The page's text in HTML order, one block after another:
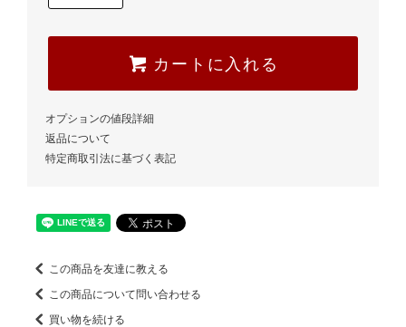
カートに入れる
オプションの値段詳細
返品について
特定商取引法に基づく表記
この商品を友達に教える
この商品について問い合わせる
買い物を続ける